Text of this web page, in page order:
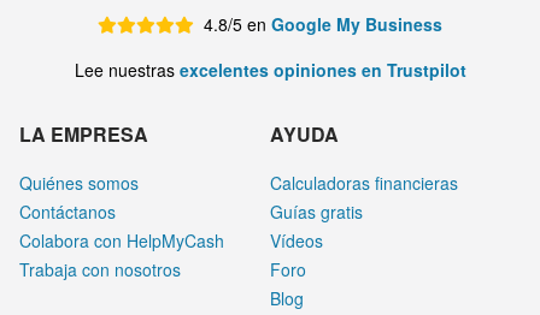
4.8/5 en Google My Business
Lee nuestras excelentes opiniones en Trustpilot
LA EMPRESA
Quiénes somos
Contáctanos
Colabora con HelpMyCash
Trabaja con nosotros
AYUDA
Calculadoras financieras
Guías gratis
Vídeos
Foro
Blog